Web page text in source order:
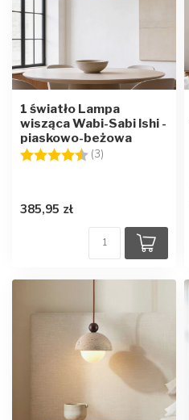
1 światło Lampa
wisząca Wabi-Sabi Ishi -
piaskowo-beżowa
Ocena:
(3) 4.3 na 5
385,95 zł